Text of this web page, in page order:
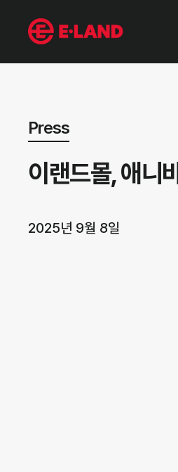
뉴스 상세보기
Press
이랜드몰, 애니
2025년 9월 8일